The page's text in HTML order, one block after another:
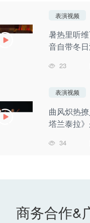
表演视频
暑热里听
音自带冬
23
表演视频
曲风炽热
塔兰泰拉
34
商务合作&